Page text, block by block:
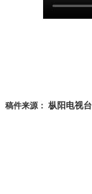
稿件来源： 枞阳电视台